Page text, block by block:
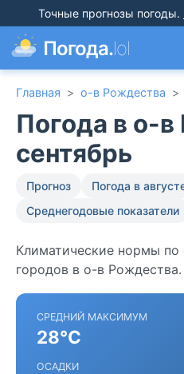
Точные прогнозы погоды.
Погода.lol
Главная > о-в Рождества >
Погода в о-
сентябрь
Прогноз Погода в
Среднегодовые показатели
Климатические нормы по
городов в о-в Рождества.
СРЕДНИЙ МАКСИМУМ
28°C
ОСАДКИ